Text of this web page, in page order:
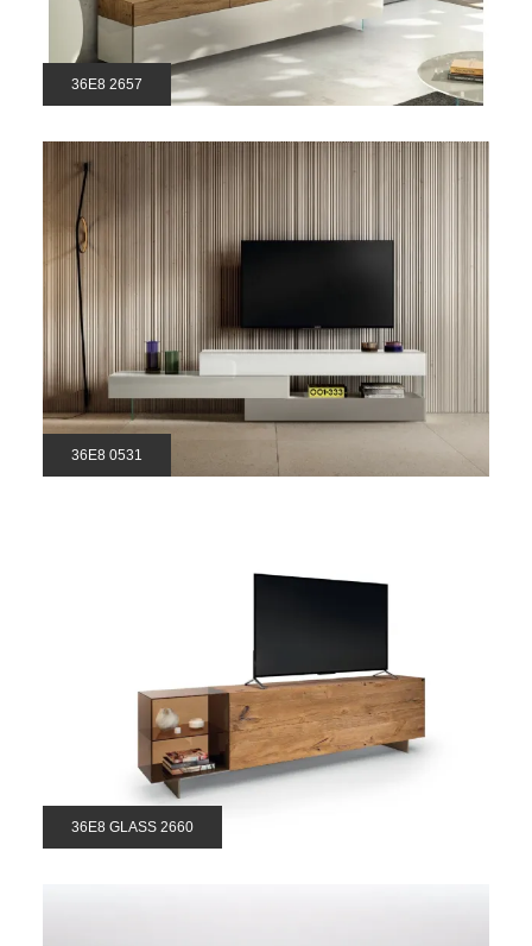
36E8 2657
36E8 0531
36E8 GLASS 2660